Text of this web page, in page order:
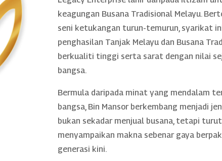
keagungan Busana Tradisional Melayu.
seni ketukangan turun-temurun, syarikat
penghasilan Tanjak Melayu dan Busana
berkualiti tinggi serta sarat dengan nilai
bangsa.
Bermula daripada minat yang mendalam
bangsa, Bin Mansor berkembang menjadi
bukan sekadar menjual busana, tetapi
menyampaikan makna sebenar gaya
generasi kini.